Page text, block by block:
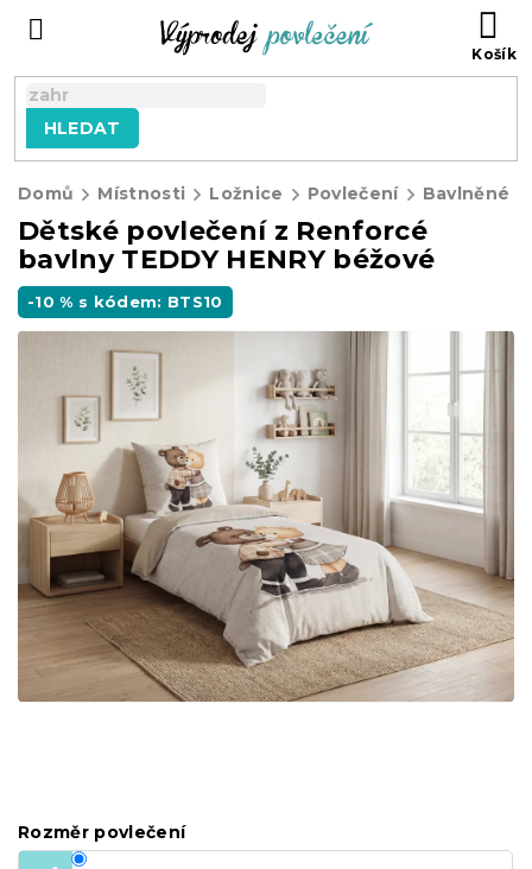
HLEDAT
Domů Místnosti Ložnice Povlečení Bavlněné
Dětské povlečení z Renforcé
bavlny TEDDY HENRY béžové
-10 % s kódem: BTS10
Rozměr povlečení